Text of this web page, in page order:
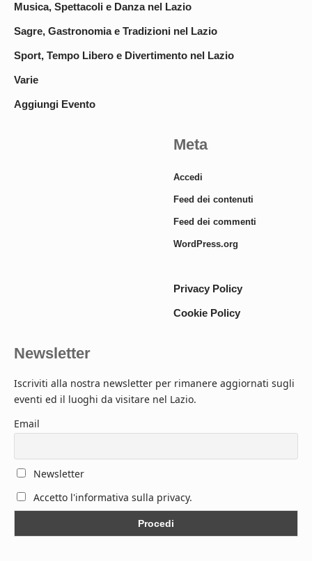
Musica, Spettacoli e Danza nel Lazio
Sagre, Gastronomia e Tradizioni nel Lazio
Sport, Tempo Libero e Divertimento nel Lazio
Varie
Aggiungi Evento
Meta
Accedi
Feed dei contenuti
Feed dei commenti
WordPress.org
Privacy Policy
Cookie Policy
Newsletter
Iscriviti alla nostra newsletter per rimanere aggiornati sugli
eventi ed il luoghi da visitare nel Lazio.
Email
Newsletter
Accetto l'informativa sulla privacy.